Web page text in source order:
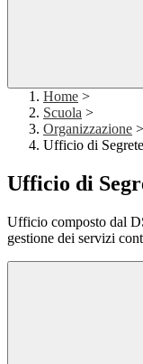
Home >
Scuola >
Organizzazione >
Ufficio di
Ufficio di
Ufficio composto dal
gestione dei servizi